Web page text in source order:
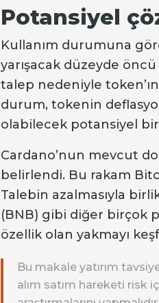
Potansiyel
Kullanım durumuna
yarışacak düzeyde
talep nedeniyle
durum, tokenin
olabilecek potansiyel
Cardano’nun mevcut
belirlendi. Bu rakam
Talebin azalmasıyla
(BNB) gibi diğer birçok
özellik olan yakmayı
Bu makale yatırım
alım satım hareketi risk